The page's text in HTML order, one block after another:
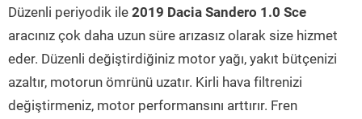
Düzenli periyodik ile 2019 Dacia Sandero 1.0 Sce
aracınız çok daha uzun süre arızasız olarak size hizmet
eder. Düzenli değiştirdiğiniz motor yağı, yakıt bütçenizi
azaltır, motorun ömrünü uzatır. Kirli hava filtrenizi
değiştirmeniz, motor performansını arttırır. Fren